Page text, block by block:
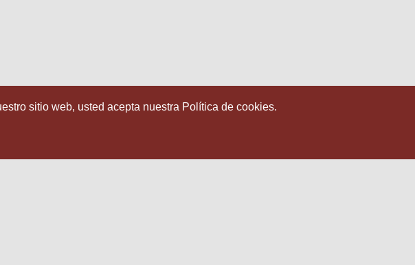
sitio web, usted acepta nuestra Política de cookies.